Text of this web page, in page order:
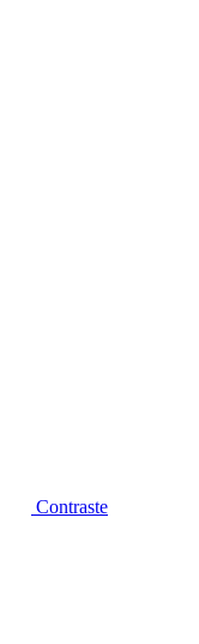
Contraste